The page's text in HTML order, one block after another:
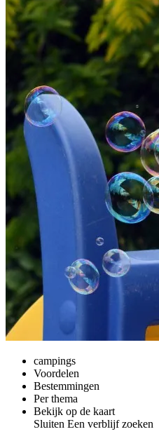
campings
Voordelen
Bestemmingen
Per thema
Bekijk op de kaart
Sluiten Een verblijf zoeken